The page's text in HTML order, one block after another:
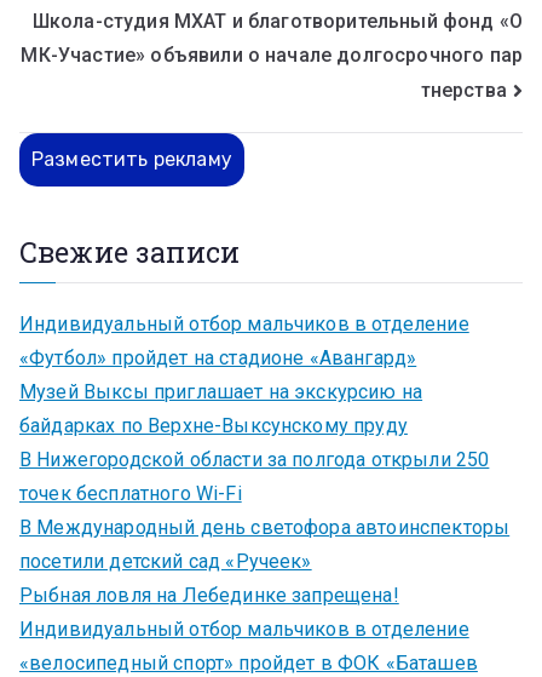
Школа-студия МХАТ и благотворительный фонд «О
МК-Участие» объявили о начале долгосрочного пар
тнерства
Разместить рекламу
Свежие записи
Индивидуальный отбор мальчиков в отделение
«Футбол» пройдет на стадионе «Авангард»
Музей Выксы приглашает на экскурсию на
байдарках по Верхне-Выксунскому пруду
В Нижегородской области за полгода открыли 250
точек бесплатного Wi-Fi
В Международный день светофора автоинспекторы
посетили детский сад «Ручеек»
Рыбная ловля на Лебединке запрещена!
Индивидуальный отбор мальчиков в отделение
«велосипедный спорт» пройдет в ФОК «Баташев